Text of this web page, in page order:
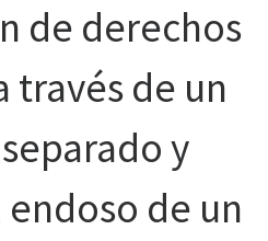
de derechos
través de un
y
de un